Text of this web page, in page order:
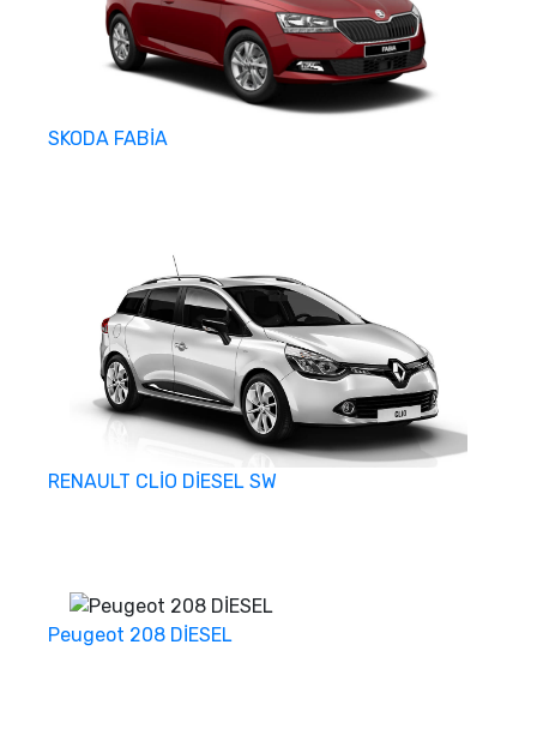
SKODA FABİA
RENAULT CLİO DİESEL SW
Peugeot 208 DİESEL